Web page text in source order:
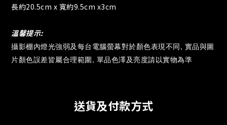
長約20.5cm x 寬約9.5cm x3cm
溫馨提示:
攝影棚內燈光強弱及每台電腦螢幕對於顏色表現不同, 實品與圖
片顏色誤差皆屬合理範圍, 單品色澤及亮度請以實物為準
送貨及付款方式